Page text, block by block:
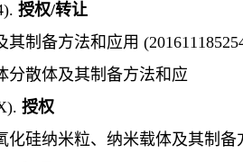
). 授权/转让
其制备方法和应用 (
分散体及其制备方法和应
). 授权
化硅纳米粒、纳米载体及其制备